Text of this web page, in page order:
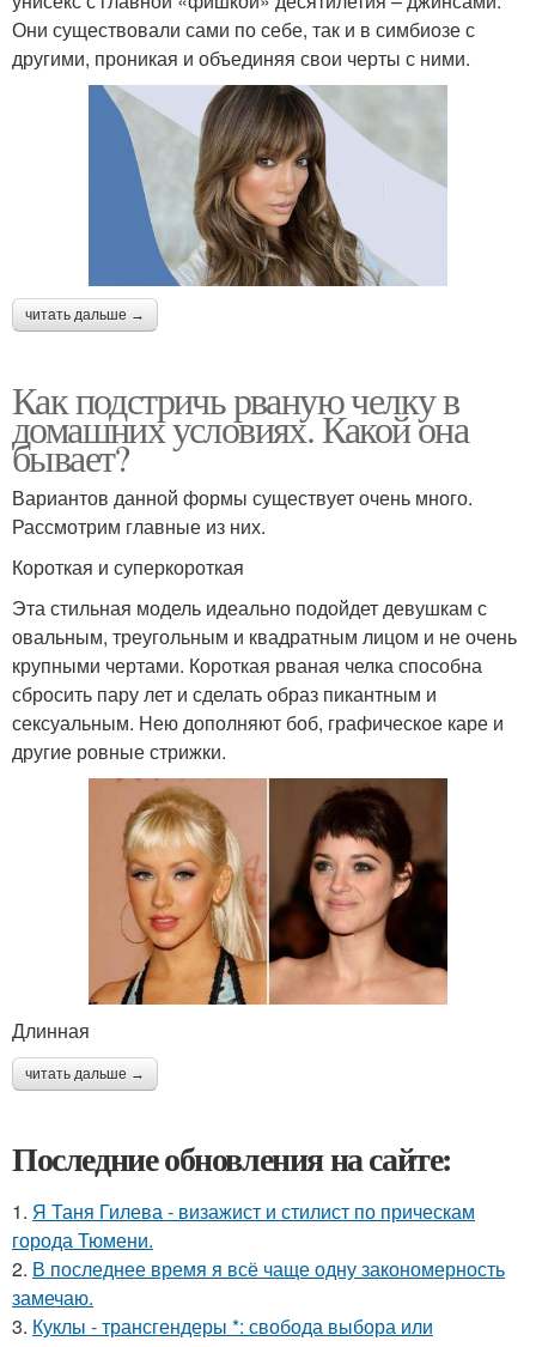
Они существовали сами по себе, так и в симбиозе с
другими, проникая и объединяя свои черты с ними.
читать дальше →
Как подстричь рваную челку в
домашних условиях. Какой она
бывает?
Вариантов данной формы существует очень много.
Рассмотрим главные из них.
Короткая и суперкороткая
Эта стильная модель идеально подойдет девушкам с
овальным, треугольным и квадратным лицом и не очень
крупными чертами. Короткая рваная челка способна
сбросить пару лет и сделать образ пикантным и
сексуальным. Нею дополняют боб, графическое каре и
другие ровные стрижки.
Длинная
читать дальше →
Последние обновления на сайте:
1. Я Таня Гилева - визажист и стилист по прическам
города Тюмени.
2. В последнее время я всё чаще одну закономерность
замечаю.
3. Куклы - трансгендеры *: свобода выбора или